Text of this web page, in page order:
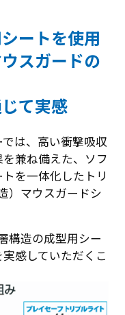
ートを使用
スガードの
て実感
は、高い衝撃吸収
兼ね備えた、ソフ
を一体化したトリ
）マウスガードシ
構造の成型用シー
感していただくこ